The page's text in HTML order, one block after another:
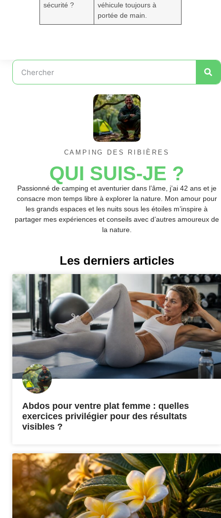
sécurité ?
véhicule toujours à
portée de main.
CAMPING DES RIBIÈRES
QUI SUIS-JE ?
Passionné de camping et aventurier dans l’âme, j’ai 42 ans et je
consacre mon temps libre à explorer la nature. Mon amour pour
les grands espaces et les nuits sous les étoiles m’inspire à
partager mes expériences et conseils avec d’autres amoureux de
la nature.
Les derniers articles
Abdos pour ventre plat femme : quelles
exercices privilégier pour des résultats
visibles ?